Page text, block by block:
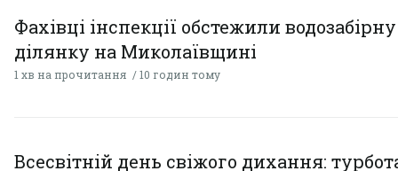
Фахівці інспекції обстежили водозабірну
ділянку на Миколаївщині
1 хв на прочитання 10 годин тому
Всесвітній день свіжого дихання: